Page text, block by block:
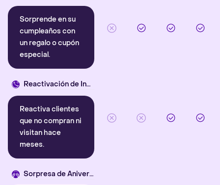
Sorprende en su
cumpleaños con
un regalo o cupón
especial.
Reactivación de Inactivos
Reactiva clientes
que no compran ni
visitan hace
meses.
Sorpresa de Aniversario